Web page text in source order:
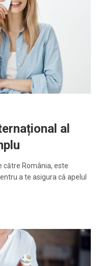
al
către România, este
a te asigura că apelul